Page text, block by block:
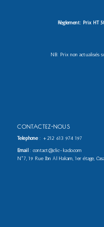
Règlement: Prix HT
NB: Prix non actualisés
CONTACTEZ-NOUS
Téléphone: +212 613 974 197
Email: contact@clic-kado.com
N°7, 19 Rue Ibn Al Hakam, 1er étage,